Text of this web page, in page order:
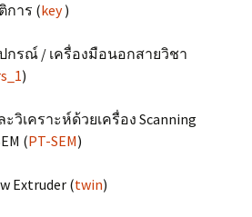
การ (key)
รณ์ / เครื่องมือนอกสายวิชา
)
เคราะห์ด้วยเครื่อง Scanning
(PT-SEM)
Extruder (twin)